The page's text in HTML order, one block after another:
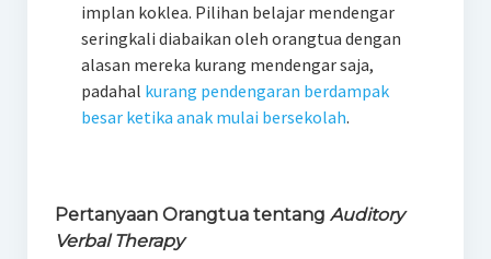
implan koklea. Pilihan belajar mendengar
seringkali diabaikan oleh orangtua dengan
alasan mereka kurang mendengar saja,
padahal kurang pendengaran berdampak
besar ketika anak mulai bersekolah.
Pertanyaan Orangtua tentang Auditory
Verbal Therapy